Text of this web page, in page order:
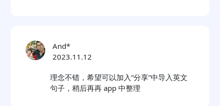
And*
2023.11.12
理念不错，希望可以加入“分享”中导入英文
句子，稍后再再 app 中整理